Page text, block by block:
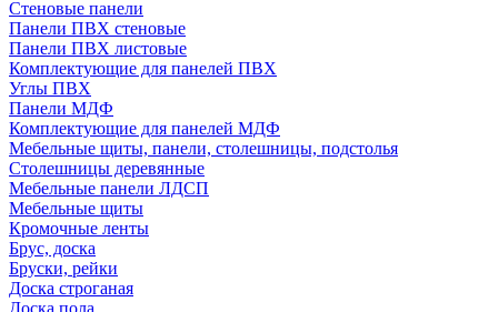
Стеновые панели
Панели ПВХ стеновые
Панели ПВХ листовые
Комплектующие для панелей ПВХ
Углы ПВХ
Панели МДФ
Комплектующие для панелей МДФ
Мебельные щиты, панели, столешницы, подстолья
Столешницы деревянные
Мебельные панели ЛДСП
Мебельные щиты
Кромочные ленты
Брус, доска
Бруски, рейки
Доска строганая
Доска пола